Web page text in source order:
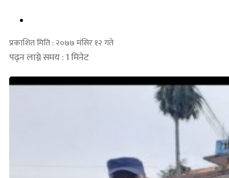
प्रकाशित मिति : २०७७ मंसिर १२ गते
पढ्न लाग्ने समय : 1 मिनेट